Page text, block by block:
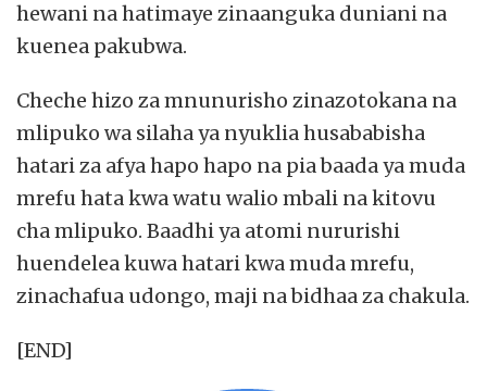
hewani na hatimaye zinaanguka duniani na
kuenea pakubwa.
Cheche hizo za mnunurisho zinazotokana na
mlipuko wa silaha ya nyuklia husababisha
hatari za afya hapo hapo na pia baada ya muda
mrefu hata kwa watu walio mbali na kitovu
cha mlipuko. Baadhi ya atomi nururishi
huendelea kuwa hatari kwa muda mrefu,
zinachafua udongo, maji na bidhaa za chakula.
[END]